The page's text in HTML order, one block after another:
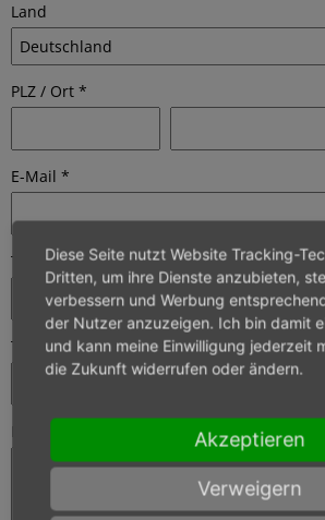
Land
PLZ / Ort *
E-Mail *
Telefon
Telefax
Diese Seite nutzt Website Tracking-
Dritten, um ihre Dienste anzubieten,
verbessern und Werbung
der Nutzer anzuzeigen. Ich bin damit
und kann meine Einwilligung jederzeit
die Zukunft widerrufen oder ändern.
Akzeptieren
Verweigern